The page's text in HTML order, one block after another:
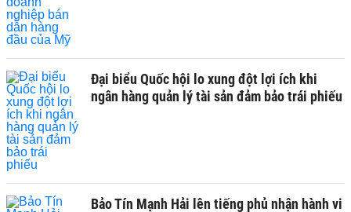
Đại biểu Quốc hội lo xung đột lợi ích khi
ngân hàng quản lý tài sản đảm bảo trái phiếu
Bảo Tín Mạnh Hải lên tiếng phủ nhận hành vi